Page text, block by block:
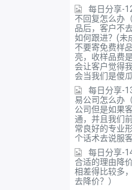
每日分享-
不回复怎么办
品后，客户不
如何跟进？(未
不要寄免费样
亮，收样品费
会让客户觉得
会当我们是傻瓜
每日分享-
易公司怎么办
公司但是如果
通，并且我们
常良好的专业
个话术去说服
每日分享-
合适的理由降
相差得比较多
去降价？）